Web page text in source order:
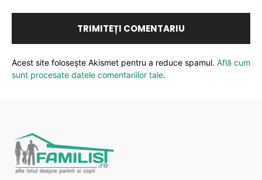
Acest site folosește Akismet pentru a reduce spamul. Află cum
sunt procesate datele comentariilor tale.